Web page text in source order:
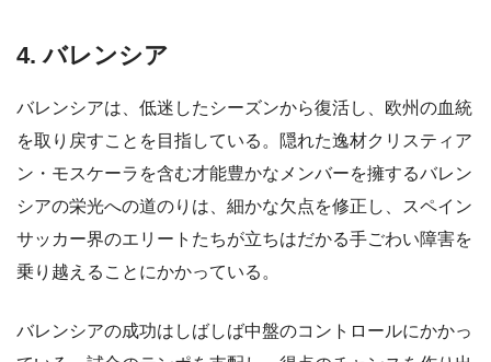
4. バレンシア
バレンシアは、低迷したシーズンから復活し、欧州の血統
を取り戻すことを目指している。隠れた逸材クリスティア
ン・モスケーラを含む才能豊かなメンバーを擁するバレン
シアの栄光への道のりは、細かな欠点を修正し、スペイン
サッカー界のエリートたちが立ちはだかる手ごわい障害を
乗り越えることにかかっている。
バレンシアの成功はしばしば中盤のコントロールにかかっ